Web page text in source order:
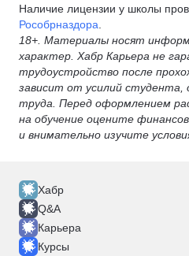
Наличие лицензии у школы
Рособрназдора
18+. Материалы носят
характер. Хабр Карьера не
трудоустройство после
зависит от усилий студента,
труда. Перед оформлением
на обучение оцените
и внимательно изучите
Хабр
Q&A
Карьера
Курсы